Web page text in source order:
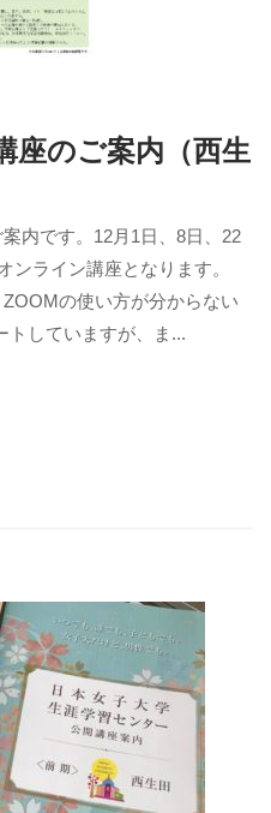
座のご案内（西生
内です。12月1日、8日、22
ンライン講座となります。
の使い方が分からない
トしていますが、ま...